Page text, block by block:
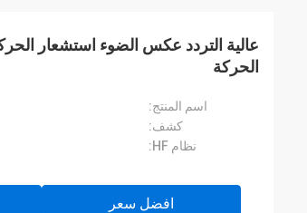
الحركة
اسم المنتج:
كشف:
نظام HF:
افضل سعر